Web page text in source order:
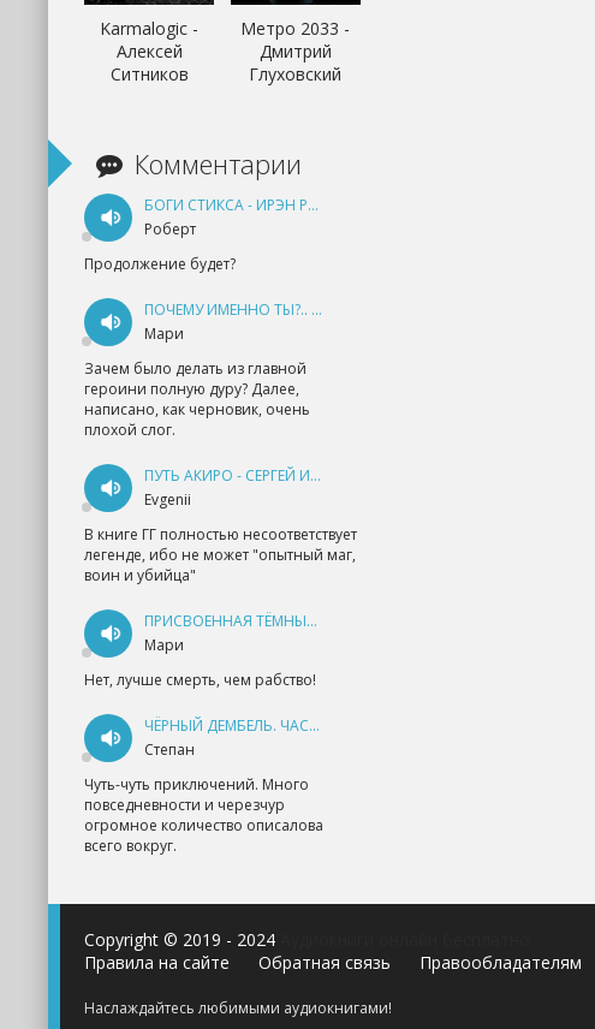
Karmalogic -
Алексей
Ситников
Метро 2033 -
Дмитрий
Глуховский
Комментарии
БОГИ СТИКСА - ИРЭН РУДКЕВИЧ
Роберт
Продолжение будет?
ПОЧЕМУ ИМЕННО ТЫ?.. КНИГА 1 - ЕКАТЕРИНА ЮДИНА
Мари
Зачем было делать из главной
героини полную дуру? Далее,
написано, как черновик, очень
плохой слог.
ПУТЬ АКИРО - СЕРГЕЙ ИЗМАЙЛОВ
Evgenii
В книге ГГ полностью несоответствует
легенде, ибо не может "опытный маг,
воин и убийца"
ПРИСВОЕННАЯ ТЁМНЫМ. ПРОКЛЯТАЯ ЛЮБОВЬ - АННА ГЕРР
Мари
Нет, лучше смерть, чем рабство!
ЧЁРНЫЙ ДЕМБЕЛЬ. ЧАСТЬ 1 - АНДРЕЙ ФЕДИН
Степан
Чуть-чуть приключений. Много
повседневности и черезчур
огромное количество описалова
всего вокруг.
Copyright © 2019 - 2024
Правила на сайте
Обратная связь Правообладателям
Наслаждайтесь любимыми аудиокнигами!